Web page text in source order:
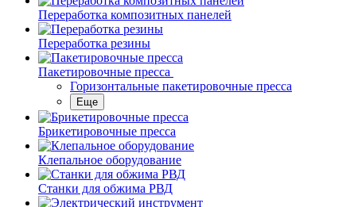
Переработка композитных панелей
Переработка резины
Пакетировочные пресса
Горизонтальные пакетировочные пресса
Еще
Брикетировочные пресса
Клепальное оборудование
Станки для обжима РВД